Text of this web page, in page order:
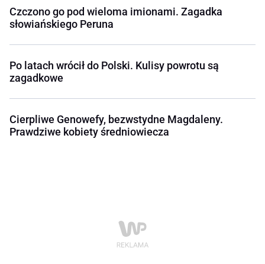
Czczono go pod wieloma imionami. Zagadka
słowiańskiego Peruna
Po latach wrócił do Polski. Kulisy powrotu są
zagadkowe
Cierpliwe Genowefy, bezwstydne Magdaleny.
Prawdziwe kobiety średniowiecza